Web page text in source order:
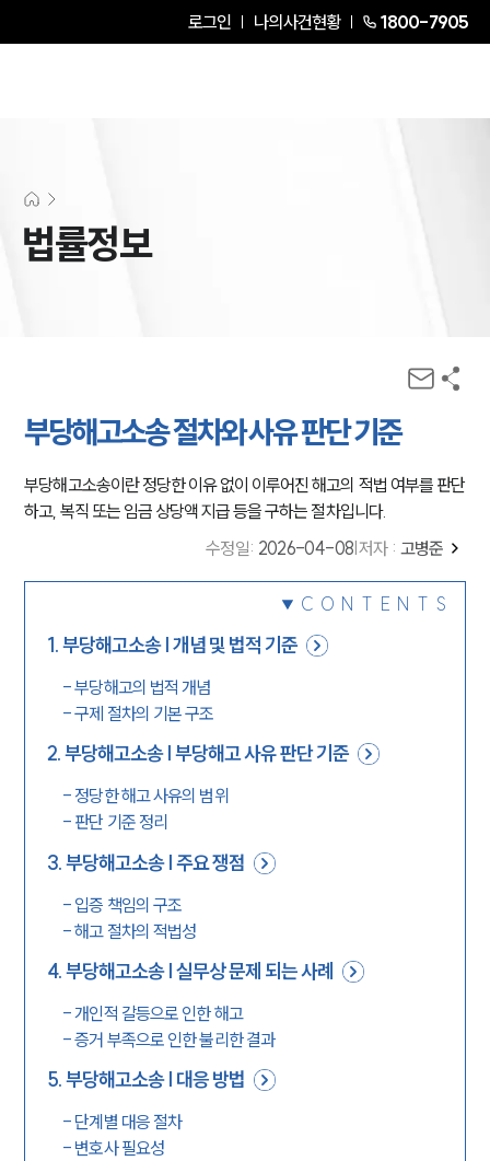
로그인 나의사건현황 1800-7905
법률정보
부당해고소송 절차와 사유 판단 기준
부당해고소송이란 정당한 이유 없이 이루어진 해고의 적법 여부를 판단
하고, 복직 또는 임금 상당액 지급 등을 구하는 절차입니다.
수정일: 2026-04-08 저자 : 고병준
CONTENTS
1.부당해고소송 | 개념 및 법적 기준
-부당해고의 법적 개념
-구제 절차의 기본 구조
2.부당해고소송 | 부당해고 사유 판단 기준
- 정당한 해고 사유의 범위
- 판단 기준 정리
3.부당해고소송 | 주요 쟁점
- 입증 책임의 구조
-해고 절차의 적법성
4.부당해고소송 | 실무상 문제 되는 사례
-개인적 갈등으로 인한 해고
-증거 부족으로 인한 불리한 결과
5.부당해고소송 | 대응 방법
- 단계별 대응 절차
- 변호사 필요성